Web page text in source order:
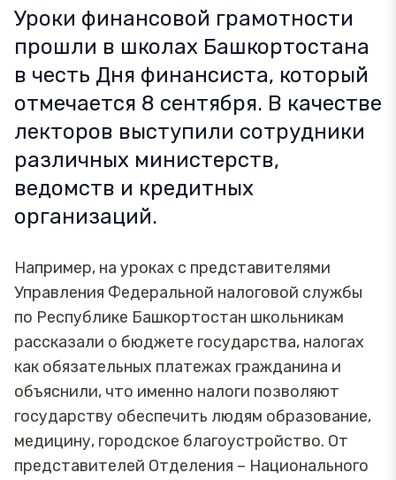
Уроки финансовой грамотности
прошли в школах Башкортостана
в честь Дня финансиста, который
отмечается 8 сентября. В качестве
лекторов выступили сотрудники
различных министерств,
ведомств и кредитных
организаций.
Например, на уроках с представителями
Управления Федеральной налоговой службы
по Республике Башкортостан школьникам
рассказали о бюджете государства, налогах
как обязательных платежах гражданина и
объяснили, что именно налоги позволяют
государству обеспечить людям образование,
медицину, городское благоустройство. От
представителей Отделения – Национального